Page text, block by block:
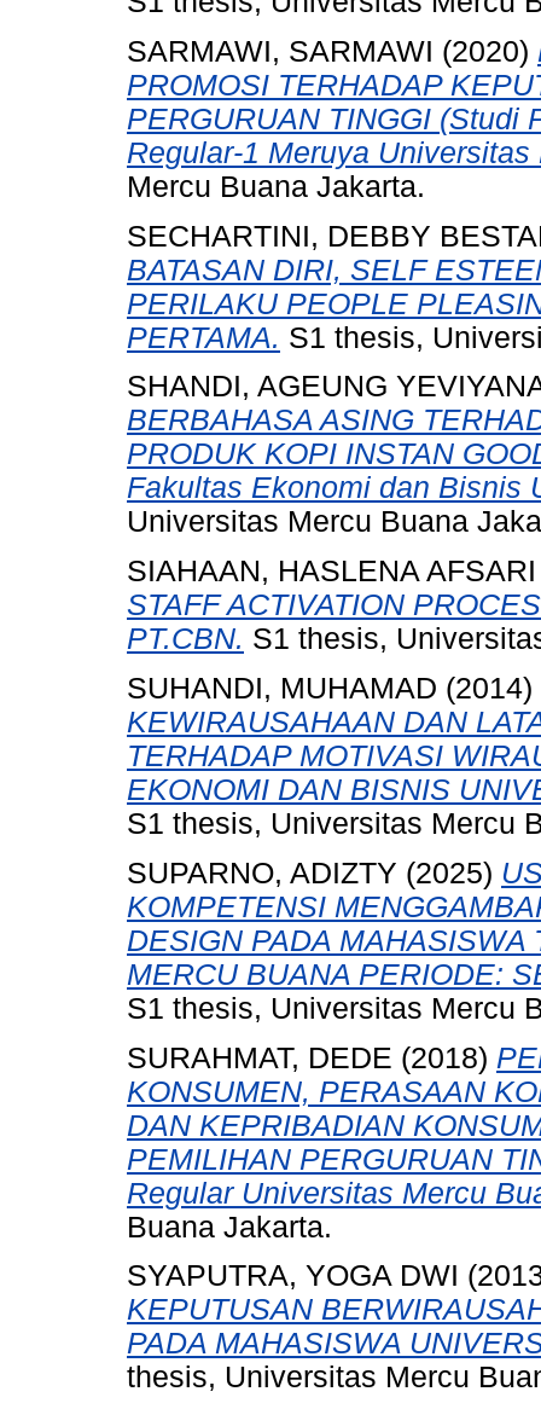
SARMAWI, SARMAWI (2020)
PROMOSI TERHADAP
PERGURUAN TINGGI (Studi
Regular-1 Meruya Universitas
Mercu Buana Jakarta.
SECHARTINI, DEBBY
BATASAN DIRI, SELF
PERILAKU PEOPLE
PERTAMA. S1 thesis,
SHANDI, AGEUNG
BERBAHASA ASING
PRODUK KOPI INSTAN
Fakultas Ekonomi dan Bisnis
Universitas Mercu Buana
SIAHAAN, HASLENA AFSARI
STAFF ACTIVATION
PT.CBN. S1 thesis,
SUHANDI, MUHAMAD (2014)
KEWIRAUSAHAAN DAN
TERHADAP MOTIVASI
EKONOMI DAN BISNIS
S1 thesis, Universitas Mercu
SUPARNO, ADIZTY (2025)
KOMPETENSI
DESIGN PADA
MERCU BUANA PERIODE:
S1 thesis, Universitas Mercu
SURAHMAT, DEDE (2018)
KONSUMEN, PERASAAN
DAN KEPRIBADIAN
PEMILIHAN PERGURUAN
Regular Universitas Mercu
Buana Jakarta.
SYAPUTRA, YOGA DWI
KEPUTUSAN
PADA MAHASISWA
thesis, Universitas Mercu